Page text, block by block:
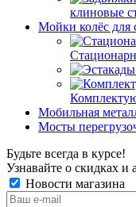
клиновые
Мойки колёс для
Мобильная
Мосты
Будьте всегда в курсе!
Узнавайте о скидках и
Новости магазина